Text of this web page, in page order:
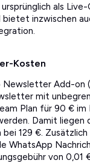
als
inzwischen
Kosten
Newsletter Add-on
mit
Plan für 90 € im
Damit liegen
129 €.
WhatsApp
von 0,01